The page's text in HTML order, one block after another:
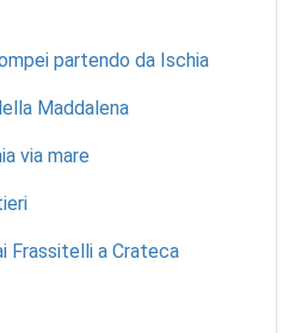
partendo da Ischia
Maddalena
via mare
Frassitelli a Crateca